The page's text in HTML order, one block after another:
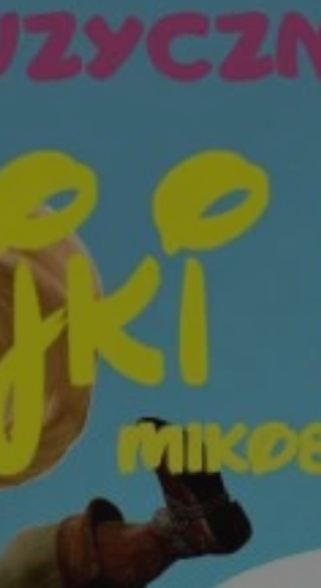
Provider
Domena
Okres
przechowywania
rudaslaska.com.pl
.tiktok.com 1 tydzień 3 dni
Cloudflare Inc.
.x.com
Cloudflare Inc.
.twitter.com
YouTube
.youtube.com
5 miesięcy 4
tygodnie
CookieScript
4 tygodnie 2 dni
Polityce prywatności Google